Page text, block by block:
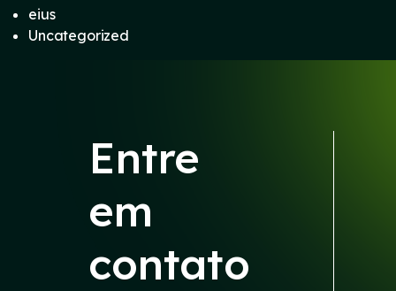
eius
Uncategorized
Entre
em
contato